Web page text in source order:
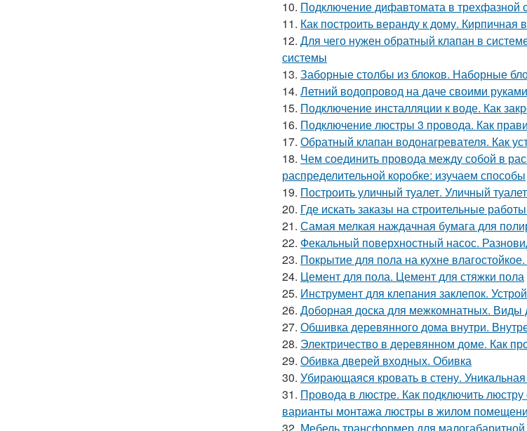
10. Подключение дифавтомата в
11. Как построить веранду к дому. Кирпичная
12. Для чего нужен обратный клапан в
системы
13. Заборные столбы из блоков. Наборные
14. Летний водопровод на даче своими
15. Подключение инсталляции к воде. Как
16. Подключение люстры 3 провода. Как
17. Обратный клапан водонагревателя. Как
18. Чем соединить провода между собой в
распределительной коробке: изучаем способы
19. Построить уличный туалет. Уличный
20. Где искать заказы на строительные
21. Самая мелкая наждачная бумага для
22. Фекальный поверхностный насос.
23. Покрытие для пола на кухне
24. Цемент для пола. Цемент для стяжки пола
25. Инструмент для клепания заклепок.
26. Доборная доска для межкомнатных.
27. Обшивка деревянного дома внутри.
28. Электричество в деревянном доме. Как
29. Обивка дверей входных. Обивка
30. Убирающаяся кровать в стену.
31. Провода в люстре. Как подключить
варианты монтажа люстры в жилом